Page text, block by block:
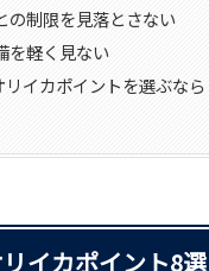
の制限を見落とさない
を軽く見ない
イカポイントを選ぶなら
イカポイント8選